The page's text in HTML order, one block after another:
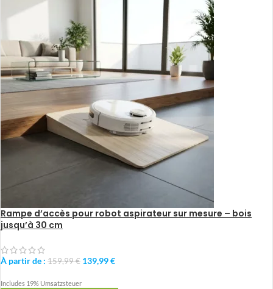
Rampe d’accès pour robot aspirateur sur mesure – bois
jusqu’à 30 cm
À partir de : 159,99€ 139,99€
Includes 19% Umsatzsteuer